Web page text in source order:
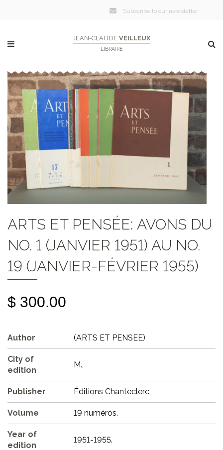
Subscribe to our newsletter
JEAN-CLAUDE VEILLEUX
LIBRAIRE
ARTS ET PENSÉE: AVONS DU
NO. 1 (JANVIER 1951) AU NO.
19 (JANVIER-FÉVRIER 1955)
$ 300.00
Author (ARTS ET PENSEE)
City of
edition
M.,
Publisher Éditions Chanteclerc,
Volume 19 numéros.
Year of
edition
1951-1955.